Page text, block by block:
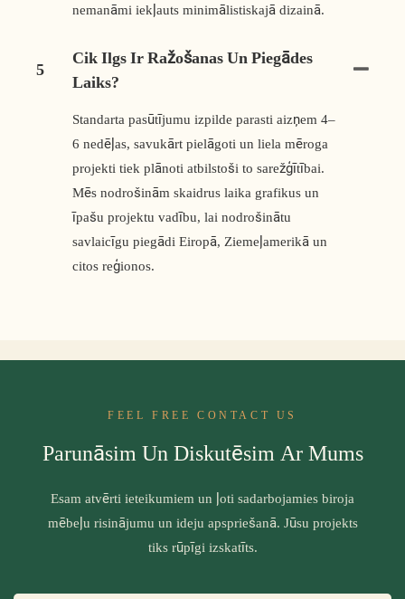
nemanāmi iekļauts minimālistiskajā dizainā.
5
Cik Ilgs Ir Ražošanas Un Piegādes
Laiks?
Standarta pasūtījumu izpilde parasti aizņem 4–
6 nedēļas, savukārt pielāgoti un liela mēroga
projekti tiek plānoti atbilstoši to sarežģītībai.
Mēs nodrošinām skaidrus laika grafikus un
īpašu projektu vadību, lai nodrošinātu
savlaicīgu piegādi Eiropā, Ziemeļamerikā un
citos reģionos.
FEEL FREE CONTACT US
Parunāsim Un Diskutēsim Ar Mums
Esam atvērti ieteikumiem un ļoti sadarbojamies biroja
mēbeļu risinājumu un ideju apspriešanā. Jūsu projekts
tiks rūpīgi izskatīts.